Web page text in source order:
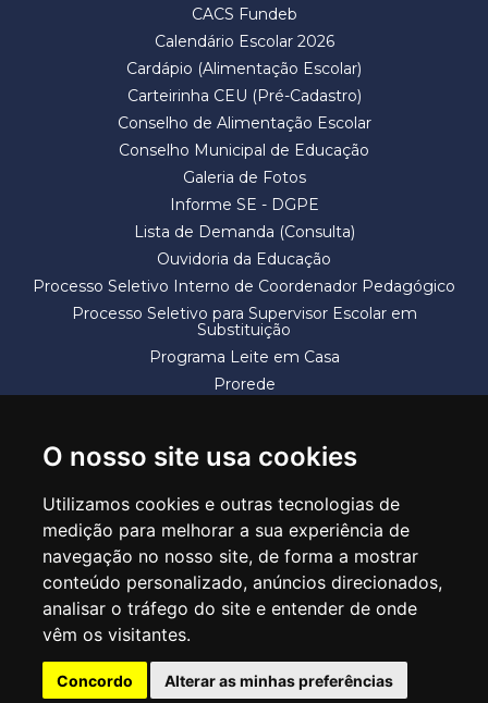
O nosso site usa cookies
Utilizamos cookies e outras tecnologias de
medição para melhorar a sua experiência de
navegação no nosso site, de forma a mostrar
conteúdo personalizado, anúncios direcionados,
analisar o tráfego do site e entender de onde
vêm os visitantes.
Concordo Alterar as minhas preferências
CACS Fundeb
Calendário Escolar 2026
Cardápio (Alimentação Escolar)
Carteirinha CEU (Pré-Cadastro)
Conselho de Alimentação Escolar
Conselho Municipal de Educação
Galeria de Fotos
Informe SE - DGPE
Lista de Demanda (Consulta)
Ouvidoria da Educação
Processo Seletivo Interno de Coordenador Pedagógico
Processo Seletivo para Supervisor Escolar em
Substituição
Programa Leite em Casa
Prorede
SECRETARIA DE EDUCAÇÃO
Rua Claudino Barbosa, 313 - Macedo - Guarulhos/SP CEP 07113-040
Central de Atendimento: *55 11 2475-7300